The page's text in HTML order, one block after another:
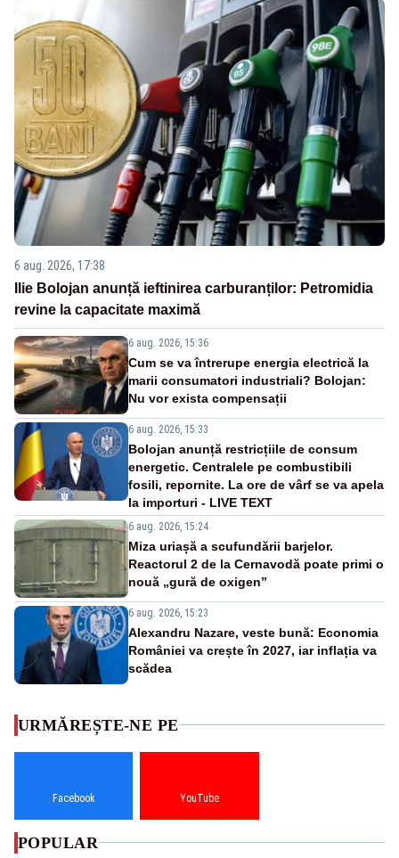
6 aug. 2026, 17:38
Ilie Bolojan anunță ieftinirea carburanților: Petromidia
revine la capacitate maximă
6 aug. 2026, 15:36
Cum se va întrerupe energia electrică la
marii consumatori industriali? Bolojan:
Nu vor exista compensații
6 aug. 2026, 15:33
Bolojan anunță restricțiile de consum
energetic. Centralele pe combustibili
fosili, repornite. La ore de vârf se va apela
la importuri - LIVE TEXT
6 aug. 2026, 15:24
Miza uriașă a scufundării barjelor.
Reactorul 2 de la Cernavodă poate primi o
nouă „gură de oxigen”
6 aug. 2026, 15:23
Alexandru Nazare, veste bună: Economia
României va crește în 2027, iar inflația va
scădea
URMĂREȘTE-NE PE
Facebook YouTube
POPULAR